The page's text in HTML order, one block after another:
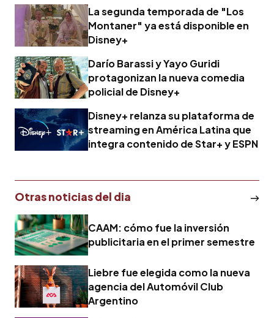
La segunda temporada de "Los
Montaner" ya está disponible en
Disney+
Darío Barassi y Yayo Guridi
protagonizan la nueva comedia
policial de Disney+
Disney+ relanza su plataforma de
streaming en América Latina que
integra contenido de Star+ y ESPN
Otras noticias del dia
CAAM: cómo fue la inversión
publicitaria en el primer semestre
Liebre fue elegida como la nueva
agencia del Automóvil Club
Argentino